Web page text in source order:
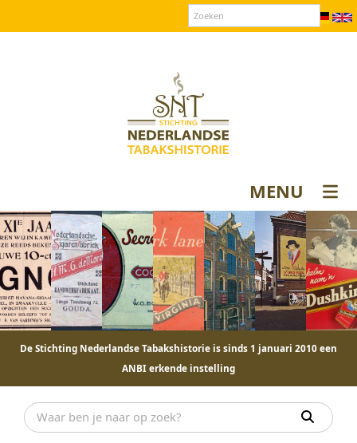
MENU
De Stichting Nederlandse Tabakshistorie is sinds 1 januari 2010 een
ANBI erkende instelling